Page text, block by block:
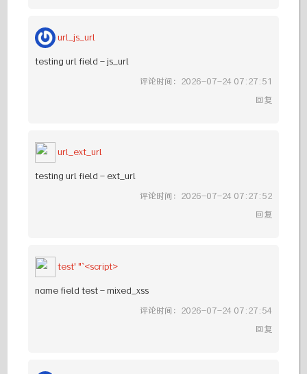
url_js_url
testing url field - js_url
评论时间：2026-07-24 07:27:51
回复
url_ext_url
testing url field - ext_url
评论时间：2026-07-24 07:27:52
回复
test'"`<script>
name field test - mixed_xss
评论时间：2026-07-24 07:27:54
回复